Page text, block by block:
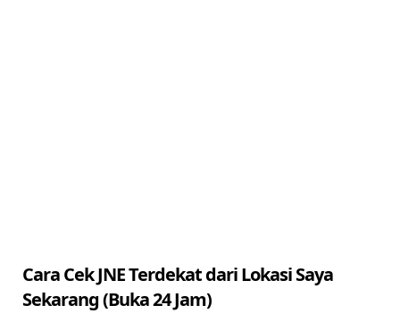
Cara Cek JNE Terdekat dari Lokasi Saya
Sekarang (Buka 24 Jam)